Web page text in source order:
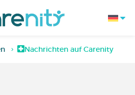
Nachrichten auf Carenity